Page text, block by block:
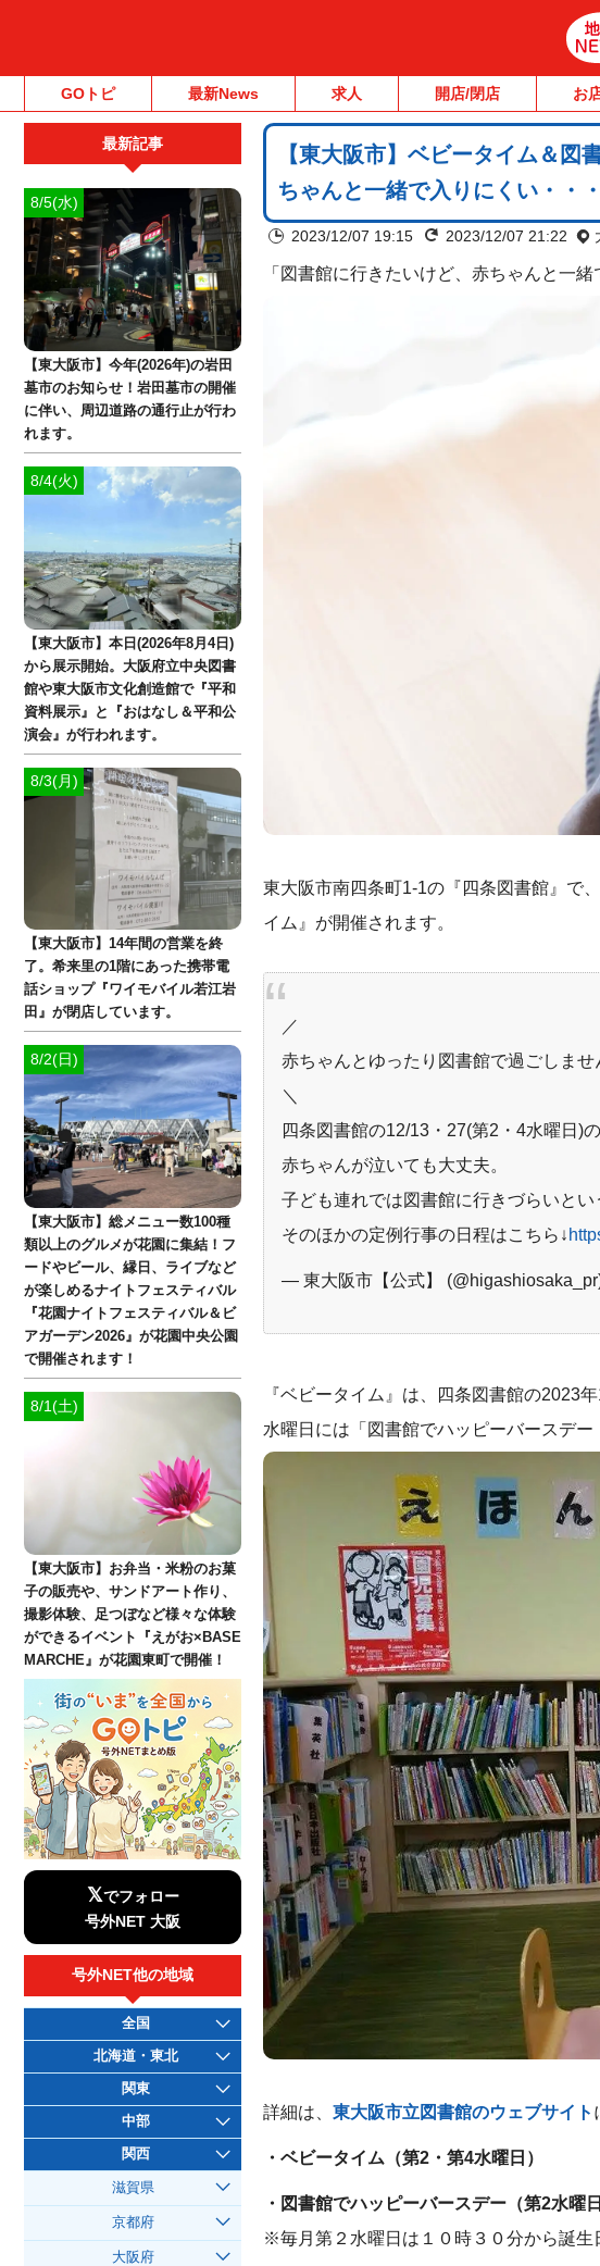
GOトピ 最新News 求人 開店/閉店 お
【東大阪市】ベビータイム＆図
ちゃんと一緒で入りにくい・・
2023/12/07 19:15 2023/12/07 21:22
「図書館に行きたいけど、赤ちゃんと一
東大阪市南四条町1-1の『四条図書館』で
イム』が開催されます。
／
赤ちゃんとゆったり図書館で過ごしませ
＼
四条図書館の12/13・27(第2・4水曜日)
赤ちゃんが泣いても大丈夫。
子ども連れでは図書館に行きづらいとい
そのほかの定例行事の日程はこちら↓
— 東大阪市【公式】
『ベビータイム』は、四条図書館の2023
水曜日には「図書館でハッピーバースデー
詳細は、 東大阪市立図書館のウェブサイト
・ベビータイム（第2・第4水曜日）
・図書館でハッピーバースデー（第2水曜日
※毎月第２水曜日は１０時３０分から誕生
最新記事
8/5(水)
【東大阪市】今年(2026年)の岩田
墓市のお知らせ！岩田墓市の開催
に伴い、周辺道路の通行止が行わ
れます。
8/4(火)
【東大阪市】本日(2026年8月4日)
から展示開始。大阪府立中央図書
館や東大阪市文化創造館で『平和
資料展示』と『おはなし＆平和公
演会』が行われます。
8/3(月)
【東大阪市】14年間の営業を終
了。希来里の1階にあった携帯電
話ショップ『ワイモバイル若江岩
田』が閉店しています。
8/2(日)
【東大阪市】総メニュー数100種
類以上のグルメが花園に集結！フ
ードやビール、縁日、ライブなど
が楽しめるナイトフェスティバル
『花園ナイトフェスティバル＆ビ
アガーデン2026』が花園中央公園
で開催されます！
8/1(土)
【東大阪市】お弁当・米粉のお菓
子の販売や、サンドアート作り、
撮影体験、足つぼなど様々な体験
ができるイベント『えがお×BASE
MARCHE』が花園東町で開催！
𝕏でフォロー
号外NET 大阪
号外NET他の地域
全国
北海道・東北
関東
中部
関西
滋賀県
京都府
大阪府